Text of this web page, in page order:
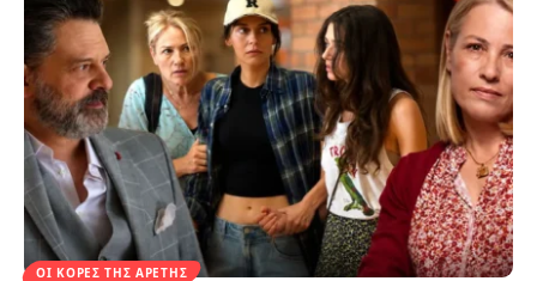
ΟΙ ΚΌΡΕΣ ΤΗΣ ΑΡΕΤΉΣ